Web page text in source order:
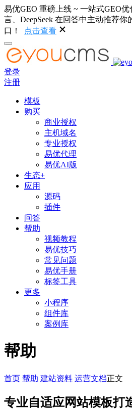
易优GEO 重磅上线 ~ 一站式GEO
言、DeepSeek 在回答中主动推荐
口！
点击查看
登录
注册
模板
购买
商业授权
主机域名
专业授权
易优代理
易优AI版
生态+
应用
源码
插件
问答
帮助
视频教程
易优技巧
常见问题
易优手册
标签工具
更多
小程序
组件库
案例库
帮助
首页 帮助 建站资料 运营文档正文
专业自适应网站模板打